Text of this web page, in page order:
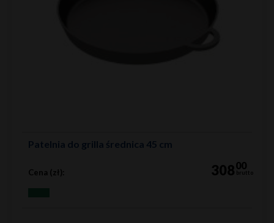
Patelnia do grilla średnica 45 cm
Cena (zł): 30800
brutto